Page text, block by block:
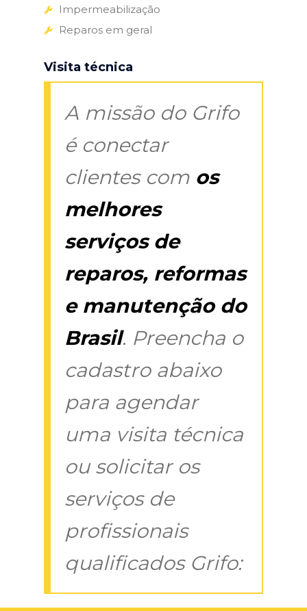
Impermeabilização
Reparos em geral
Visita técnica
A missão do Grifo
é conectar
clientes com os
melhores
serviços de
reparos, reformas
e manutenção do
Brasil. Preencha o
cadastro abaixo
para agendar
uma visita técnica
ou solicitar os
serviços de
profissionais
qualificados Grifo: